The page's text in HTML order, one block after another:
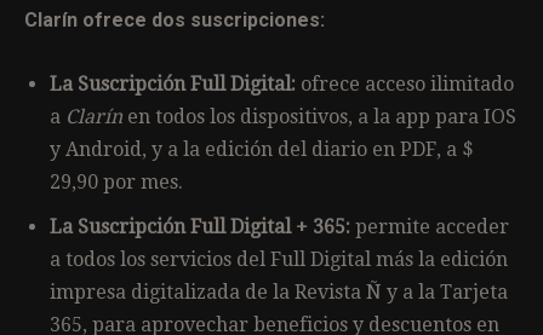
Clarín ofrece dos suscripciones:
La Suscripción Full Digital: ofrece acceso ilimitado
a Clarín en todos los dispositivos, a la app para IOS
y Android, y a la edición del diario en PDF, a $
29,90 por mes.
La Suscripción Full Digital + 365: permite acceder
a todos los servicios del Full Digital más la edición
impresa digitalizada de la Revista Ñ y a la Tarjeta
365, para aprovechar beneficios y descuentos en